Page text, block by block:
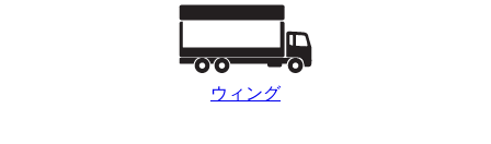
ウィング